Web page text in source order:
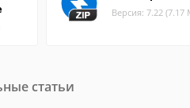
Версия: 7.22 (7.17
статьи